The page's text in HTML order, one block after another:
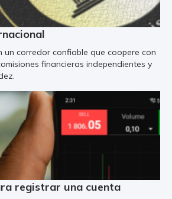
un corredor confiable que coopere con
financieras independientes y
registrar una cuenta